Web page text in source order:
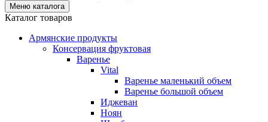
Меню каталога
Каталог товаров
Армянские продукты
Консервация фруктовая
Варенье
Vital
Варенье маленький объем
Варенье большой объем
Иджеван
Ноян